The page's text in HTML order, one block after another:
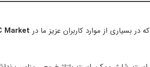
بسیاری از موارد کاربران عزیز ما در Market